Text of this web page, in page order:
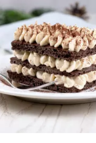
KINDHEITSERINNERUNGEN
OHNE
ZUCKER!